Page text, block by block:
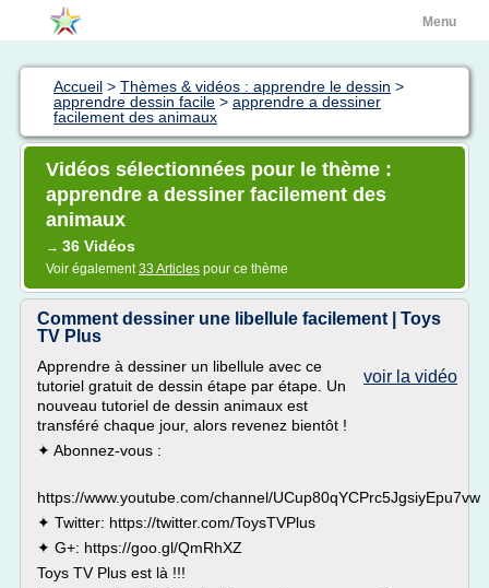
Menu
Accueil > Thèmes & vidéos : apprendre le dessin >
apprendre dessin facile > apprendre a dessiner
facilement des animaux
Vidéos sélectionnées pour le thème :
apprendre a dessiner facilement des
animaux
→ 36 Vidéos
Voir également33 Articles pour ce thème
Comment dessiner une libellule facilement | Toys
TV Plus
voir la vidéo
Apprendre à dessiner un libellule avec ce
tutoriel gratuit de dessin étape par étape. Un
nouveau tutoriel de dessin animaux est
transféré chaque jour, alors revenez bientôt !
✦ Abonnez-vous :
https://www.youtube.com/channel/UCup80qYCPrc5JgsiyEpu7vw
✦ Twitter: https://twitter.com/ToysTVPlus
✦ G+: https://goo.gl/QmRhXZ
Toys TV Plus est là !!!